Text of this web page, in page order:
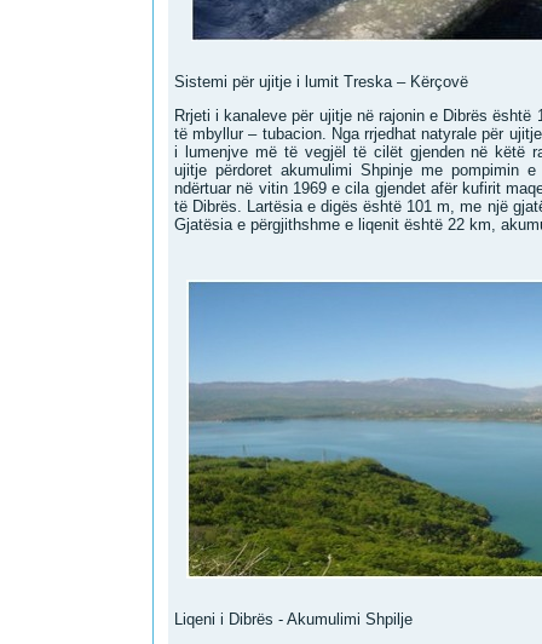
Sistemi për ujitje i lumit Treska – Kërçovë
Rrjeti i kanaleve për ujitje në rajonin e Dibrës
të mbyllur – tubacion. Nga rrjedhat natyrale për
i lumenjve më të vegjël të cilët gjenden në këtë
ujitje përdoret akumulimi Shpinje me pompimin
ndërtuar në vitin 1969 e cila gjendet afër kufirit
të Dibrës. Lartësia e digës është 101 m, me një
Gjatësia e përgjithshme e liqenit është 22 km,
Liqeni i Dibrës - Akumulimi Shpilje